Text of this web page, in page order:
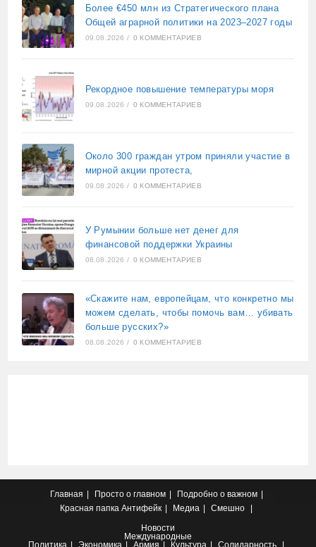
Более €450 млн из Стратегического плана
Общей аграрной политики на 2023–2027 годы
09.08.2026 / 0 КОММЕНТАРИЕВ
Рекордное повышение температуры моря
09.08.2026 / 0 КОММЕНТАРИЕВ
Около 300 граждан утром приняли участие в
мирной акции протеста,
09.08.2026 / 0 КОММЕНТАРИЕВ
У Румынии больше нет денег для
финансовой поддержки Украины
08.08.2026 / 0 КОММЕНТАРИЕВ
«Скажите нам, европейцам, что конкретно мы
можем сделать, чтобы помочь вам… убивать
больше русских?»
08.08.2026 / 0 КОММЕНТАРИЕВ
Главная Просто о главном
Подробно о важном
Красная папка Антифейк Медиа
Смешно
Новости
Международные
Политика
Экономика Армия Культура Солидарность